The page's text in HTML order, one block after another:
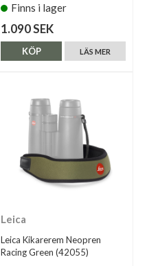
Finns i lager
1.090 SEK
LÄS MER
KÖP
Leica
Leica Kikarerem Neopren
Racing Green (42055)